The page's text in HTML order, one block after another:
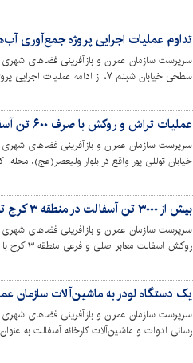
تداوم عملیات اجرایی پروژه جمع‌آوری
سرپرست سازمان عمران و بازآفرینی فضاهای
سطحی خیابان شبنم ۷، از ادامه
عملیات تراش و روکش با صرف ۶۰۰ تن آسفالت در خیابان توللی‌پور انجام شد
سرپرست سازمان عمران و بازآفرینی فضاهای
خیابان توللی پور واقع در بلوار ولیعصر(عج)، محله
بیش از ۳۰۰۰ تن آسفالت در منطقه ۳ کرج توزیع شد
سرپرست سازمان عمران و بازآفرینی فضاهای
روکش آسفالت معابر اصلی و فرعی منطقه ۳ کرج با تناژ مصرفی بیش از سه هزار تن آسفالت خبر داد.
یک دستگاه لودر به ماشین‌آلات سازمان
سرپرست سازمان عمران و بازآفرینی فضاهای شهری
رسانی ادوات و ماشین‌آلات کارخانه آسفالت به